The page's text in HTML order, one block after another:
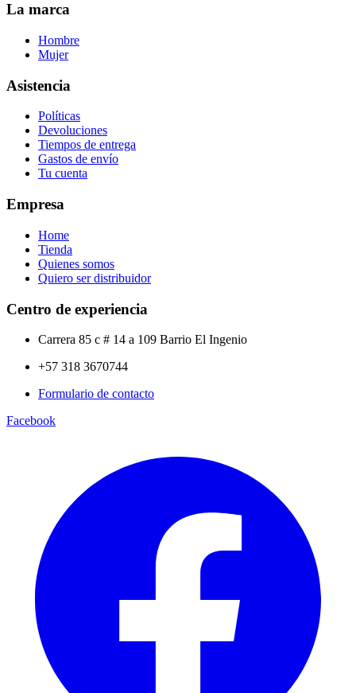
La marca
Hombre
Mujer
Asistencia
Políticas
Devoluciones
Tiempos de entrega
Gastos de envío
Tu cuenta
Empresa
Home
Tienda
Quienes somos
Quiero ser distribuidor
Centro de experiencia
Carrera 85 c # 14 a 109 Barrio El Ingenio
+57 318 3670744
Formulario de contacto
Facebook